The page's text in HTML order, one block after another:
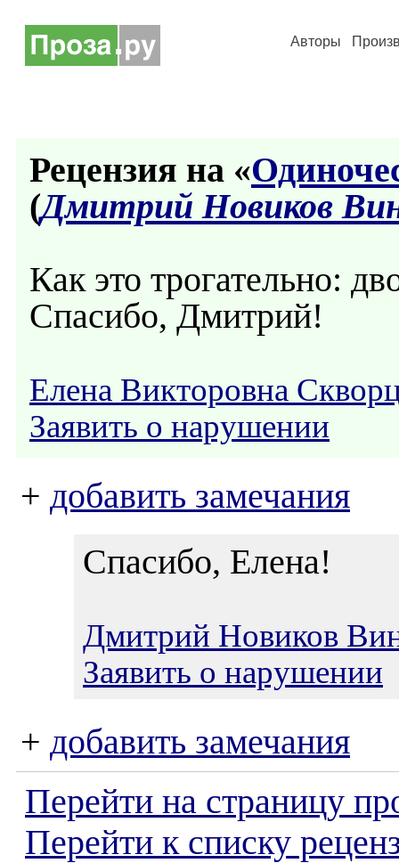
Авторы
Рецензия на «
(Дмитрий Новиков
Как это трогательно:
Спасибо, Дмитрий!
Елена Викторовна
Заявить о нарушении
+ добавить замечания
Спасибо, Елена!
Дмитрий Новиков
Заявить о нарушении
+ добавить замечания
Перейти на страницу
Перейти к списку